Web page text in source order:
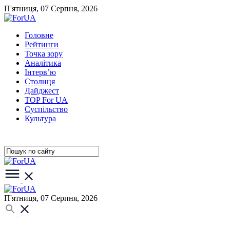
П'ятниця, 07 Серпня, 2026
Головне
Рейтинги
Точка зору
Аналітика
Інтерв’ю
Столиця
Дайджест
TOP For UA
Суспiльство
Культура
П'ятниця, 07 Серпня, 2026